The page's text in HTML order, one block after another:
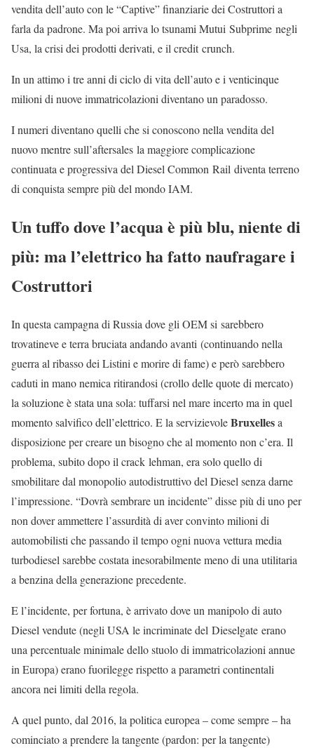
vendita dell’auto con le “Captive” finanziarie dei Costruttori a
farla da padrone. Ma poi arriva lo tsunami Mutui Subprime negli
Usa, la crisi dei prodotti derivati, e il credit crunch.
In un attimo i tre anni di ciclo di vita dell’auto e i venticinque
milioni di nuove immatricolazioni diventano un paradosso.
I numeri diventano quelli che si conoscono nella vendita del
nuovo mentre sull’aftersales la maggiore complicazione
continuata e progressiva del Diesel Common Rail diventa terreno
di conquista sempre più del mondo IAM.
Un tuffo dove l’acqua è più blu, niente di
più: ma l’elettrico ha fatto naufragare i
Costruttori
In questa campagna di Russia dove gli OEM si sarebbero
trovatineve e terra bruciata andando avanti (continuando nella
guerra al ribasso dei Listini e morire di fame) e però sarebbero
caduti in mano nemica ritirandosi (crollo delle quote di mercato)
la soluzione è stata una sola: tuffarsi nel mare incerto ma in quel
momento salvifico dell’elettrico. E la servizievoleBruxellesa
disposizione per creare un bisogno che al momento non c’era. Il
problema, subito dopo il crack lehman, era solo quello di
smobilitare dal monopolio autodistruttivo del Diesel senza darne
l’impressione. “Dovrà sembrare un incidente” disse più di uno per
non dover ammettere l’assurdità di aver convinto milioni di
automobilisti che passando il tempo ogni nuova vettura media
turbodiesel sarebbe costata inesorabilmente meno di una utilitaria
a benzina della generazione precedente.
E l’incidente, per fortuna, è arrivato dove un manipolo di auto
Diesel vendute (negli USA le incriminate del Dieselgate erano
una percentuale minimale dello stuolo di immatricolazioni annue
in Europa) erano fuorilegge rispetto a parametri continentali
ancora nei limiti della regola.
A quel punto, dal 2016, la politica europea – come sempre – ha
cominciato a prendere la tangente (pardon: per la tangente)